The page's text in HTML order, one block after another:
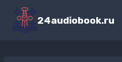
Перейти
содержимому
24audiobook.ru